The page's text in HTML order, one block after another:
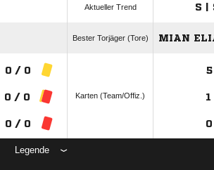
Aktueller Trend S |
Bester Torjäger (Tore) MIAN
0 / 0
0 / 0
0 / 0
Karten (Team/Offiz.)
Legende